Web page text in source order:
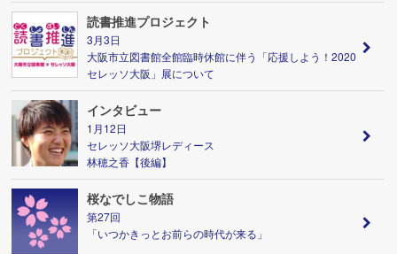
読書推進プロジェクト
3月3日
大阪市立図書館全館臨時休館に伴う「応援しよう！2020
セレッソ大阪」展について
インタビュー
1月12日
セレッソ大阪堺レディース
林穂之香【後編】
桜なでしこ物語
第27回
「いつかきっとお前らの時代が来る」